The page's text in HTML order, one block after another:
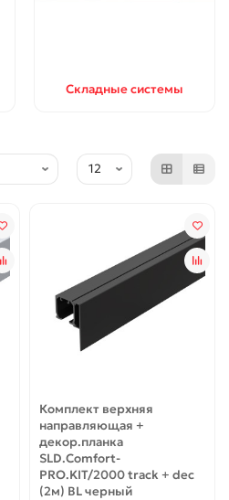
Складные системы
Комплект верхняя
направляющая +
декор.планка
SLD.Comfort-
PRO.KIT/2000 track + dec
(2м) BL черный